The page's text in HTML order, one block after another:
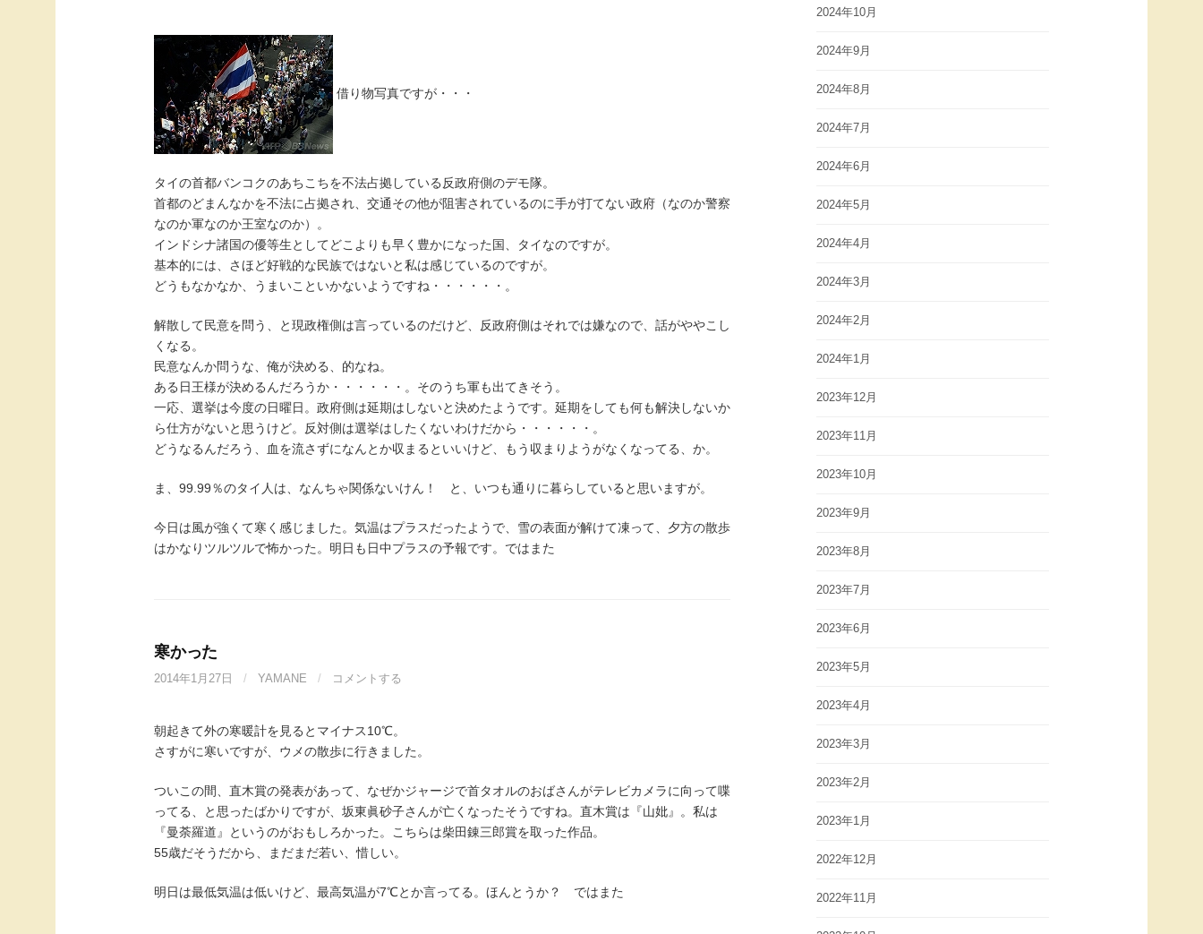
借り物写真ですが・・・
タイの首都バンコクのあちこちを不法占拠している反政府側のデモ隊。
首都のどまんなかを不法に占拠され、交通その他が阻害されているのに手が打てない政府（なのか警察
なのか軍なのか王室なのか）。
インドシナ諸国の優等生としてどこよりも早く豊かになった国、タイなのですが。
基本的には、さほど好戦的な民族ではないと私は感じているのですが。
どうもなかなか、うまいこといかないようですね・・・・・・。
解散して民意を問う、と現政権側は言っているのだけど、反政府側はそれでは嫌なので、話がややこし
くなる。
民意なんか問うな、俺が決める、的なね。
ある日王様が決めるんだろうか・・・・・・。そのうち軍も出てきそう。
一応、選挙は今度の日曜日。政府側は延期はしないと決めたようです。延期をしても何も解決しないか
ら仕方がないと思うけど。反対側は選挙はしたくないわけだから・・・・・・。
どうなるんだろう、血を流さずになんとか収まるといいけど、もう収まりようがなくなってる、か。
ま、99.99％のタイ人は、なんちゃ関係ないけん！ と、いつも通りに暮らしていると思いますが。
今日は風が強くて寒く感じました。気温はプラスだったようで、雪の表面が解けて凍って、夕方の散歩
はかなりツルツルで怖かった。明日も日中プラスの予報です。ではまた
寒かった
2014年1月27日 / YAMANE / コメントする
朝起きて外の寒暖計を見るとマイナス10℃。
さすがに寒いですが、ウメの散歩に行きました。
ついこの間、直木賞の発表があって、なぜかジャージで首タオルのおばさんがテレビカメラに向って喋
ってる、と思ったばかりですが、坂東眞砂子さんが亡くなったそうですね。直木賞は『山妣』。私は
『曼荼羅道』というのがおもしろかった。こちらは柴田錬三郎賞を取った作品。
55歳だそうだから、まだまだ若い、惜しい。
明日は最低気温は低いけど、最高気温が7℃とか言ってる。ほんとうか？ ではまた
2024年10月
2024年9月
2024年8月
2024年7月
2024年6月
2024年5月
2024年4月
2024年3月
2024年2月
2024年1月
2023年12月
2023年11月
2023年10月
2023年9月
2023年8月
2023年7月
2023年6月
2023年5月
2023年4月
2023年3月
2023年2月
2023年1月
2022年12月
2022年11月